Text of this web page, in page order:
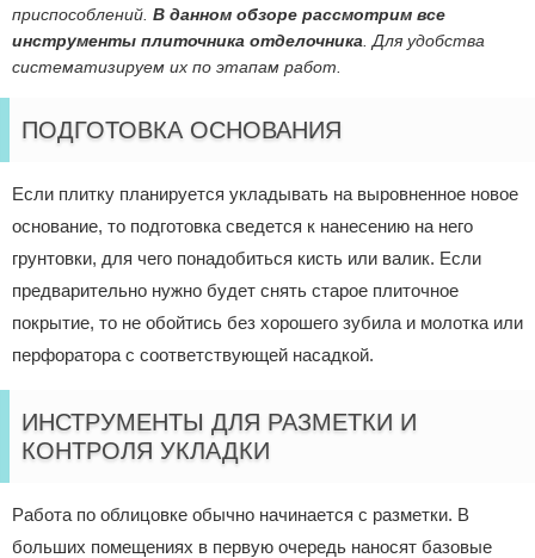
приспособлений. В данном обзоре рассмотрим все
инструменты плиточника отделочника. Для удобства
систематизируем их по этапам работ.
ПОДГОТОВКА ОСНОВАНИЯ
Если плитку планируется укладывать на выровненное новое
основание, то подготовка сведется к нанесению на него
грунтовки, для чего понадобиться кисть или валик. Если
предварительно нужно будет снять старое плиточное
покрытие, то не обойтись без хорошего зубила и молотка или
перфоратора с соответствующей насадкой.
ИНСТРУМЕНТЫ ДЛЯ РАЗМЕТКИ И
КОНТРОЛЯ УКЛАДКИ
Работа по облицовке обычно начинается с разметки. В
больших помещениях в первую очередь наносят базовые